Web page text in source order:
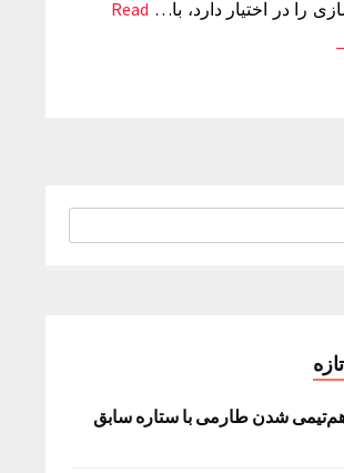
را در اختیار دارد، با… Read
شدن طارمی با ستاره سابق